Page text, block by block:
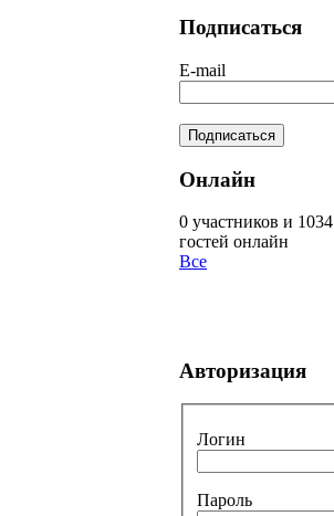
Подписаться
E-mail
Онлайн
0 участников и 1034
гостей онлайн
Все
Авторизация
Логин
Пароль